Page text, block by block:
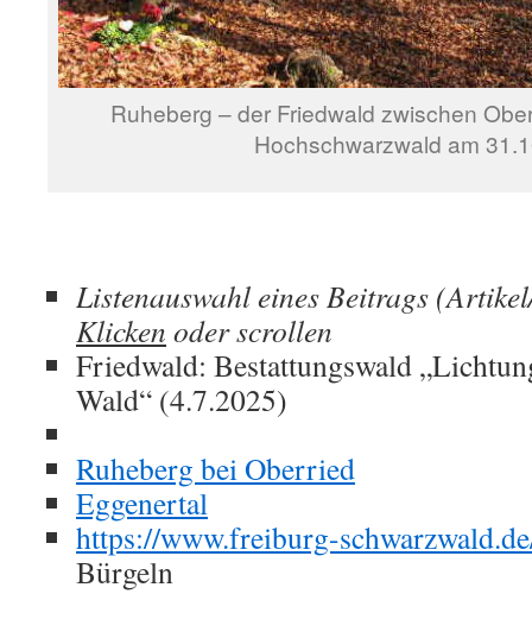
Ruheberg – der Friedwald zwischen
Hochschwarzwald am
Listenauswahl eines Beitrags
Klicken oder scrollen
Friedwald: Bestattungswald
Wald“ (4.7.2025)
Ruheberg bei Oberried
Eggenertal
https://www.freiburg-
Bürgeln